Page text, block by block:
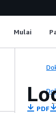
Mulai
PDF